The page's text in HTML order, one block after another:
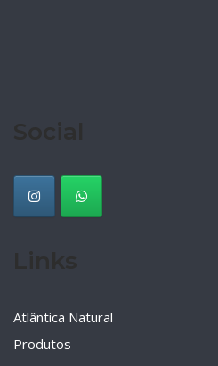
Atlântica Natural
Produtos